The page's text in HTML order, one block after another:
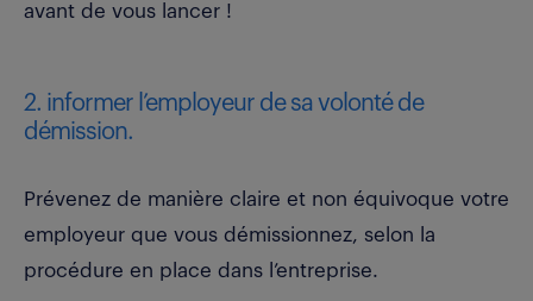
avant de vous lancer !
2. informer l’employeur de sa volonté de
démission.
Prévenez de manière claire et non équivoque votre
employeur que vous démissionnez, selon la
procédure en place dans l’entreprise.